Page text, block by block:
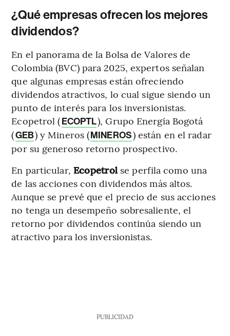
¿Qué empresas ofrecen los mejores
dividendos?
En el panorama de la Bolsa de Valores de
Colombia (BVC) para 2025, expertos señalan
que algunas empresas están ofreciendo
dividendos atractivos, lo cual sigue siendo un
punto de interés para los inversionistas.
Ecopetrol (ECOPTL), Grupo Energía Bogotá
(GEB) y Mineros (MINEROS) están en el radar
por su generoso retorno prospectivo.
En particular, Ecopetrol se perfila como una
de las acciones con dividendos más altos.
Aunque se prevé que el precio de sus acciones
no tenga un desempeño sobresaliente, el
retorno por dividendos continúa siendo un
atractivo para los inversionistas.
PUBLICIDAD